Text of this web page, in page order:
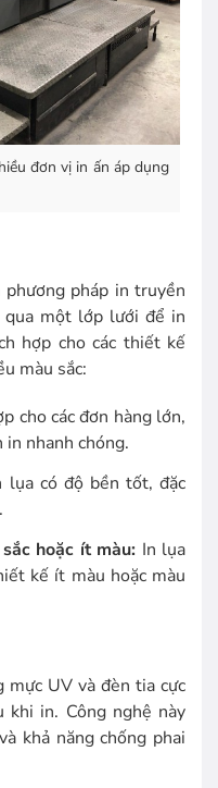
đơn vị in ấn áp dụng
pháp in truyền
một lớp lưới để in
hợp cho các thiết kế
màu sắc:
cho các đơn hàng lớn,
nhanh chóng.
lụa có độ bền tốt, đặc
hoặc ít màu: In lụa
kế ít màu hoặc màu
mực UV và đèn tia cực
khi in. Công nghệ này
khả năng chống phai